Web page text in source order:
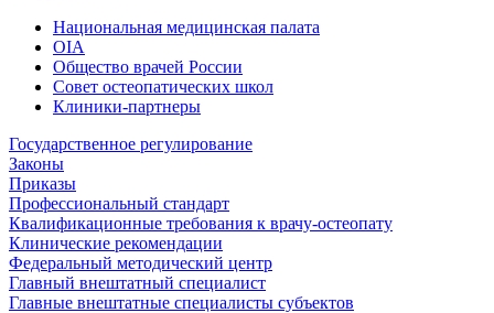
Национальная медицинская палата
OIA
Общество врачей России
Совет остеопатических школ
Клиники-партнеры
Государственное регулирование
Законы
Приказы
Профессиональный стандарт
Квалификационные требования к врачу-остеопату
Клинические рекомендации
Федеральный методический центр
Главный внештатный специалист
Главные внештатные специалисты субъектов